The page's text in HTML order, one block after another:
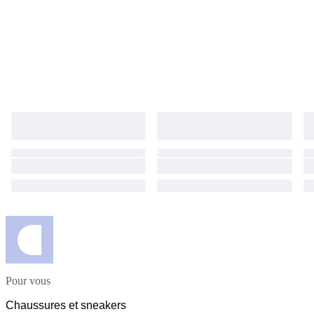
Pour vous
Chaussures et sneakers